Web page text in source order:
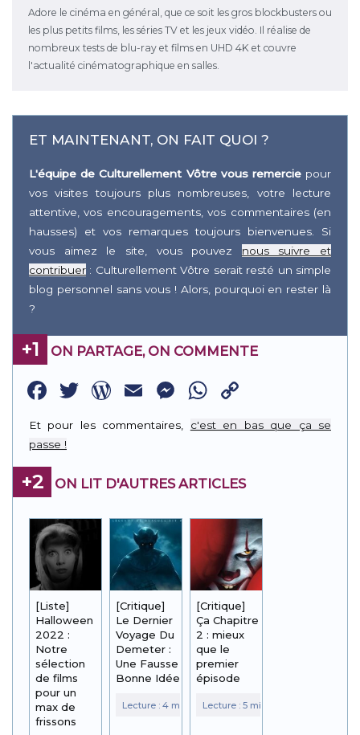
Adore le cinéma en général, que ce soit les gros blockbusters ou
les plus petits films, les séries TV et les jeux vidéo. Il réalise de
nombreux tests de blu-ray et films en UHD 4K et couvre
l'actualité cinématographique en salles.
ET MAINTENANT, ON FAIT QUOI ?
L'équipe de Culturellement Vôtre vous remerciepour
vos visites toujours plus nombreuses, votre lecture
attentive, vos encouragements, vos commentaires (en
hausses) et vos remarques toujours bienvenues. Si
vous aimez le site, vous pouvez nous suivre et
contribuer : Culturellement Vôtre serait resté un simple
blog personnel sans vous ! Alors, pourquoi en rester là
?
+1 ON PARTAGE, ON COMMENTE
Facebook
Twitter
WordPress
EmailMessenger
WhatsApp
Link
Et pour les commentaires, c'est en bas que ça se
passe !
+2 ON LIT D'AUTRES ARTICLES
[Liste]
Halloween
2022 :
Notre
sélection
de films
pour un
max de
frissons
[Critique]
Le Dernier
Voyage Du
Demeter :
Une Fausse
Bonne Idée
[Critique]
Ça Chapitre
2 : mieux
que le
premier
épisode